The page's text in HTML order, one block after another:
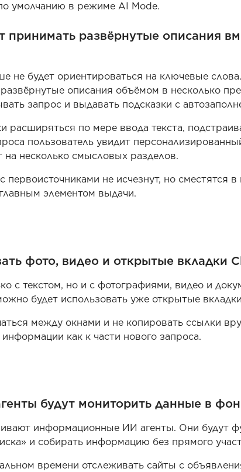
умолчанию в режиме AI Mode.
принимать развёрнутые описания
не будет ориентироваться на ключевые
описания объёмом в несколько
запрос и выдавать подсказки с
расширяться по мере ввода текста,
пользователь увидит
на несколько смысловых разделов.
не исчезнут, но сместятся
элементом выдачи.
фото, видео и открытые вкладки
с текстом, но и с фотографиями, видео и
будет использовать уже открытые
между окнами и не копировать ссылки
как к части нового запроса.
будут мониторить данные в
информационные ИИ агенты. Они будут
и собирать информацию без прямого
времени отслеживать сайты с